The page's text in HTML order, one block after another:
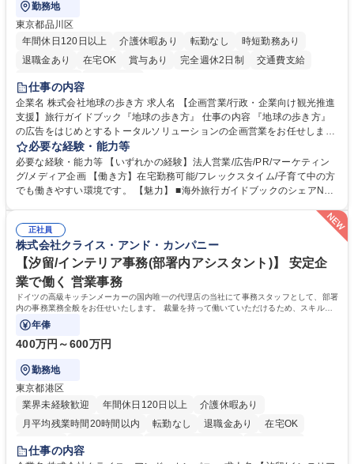
勤務地
東京都品川区
年間休日120日以上
介護休暇あり 転勤なし
時短勤務あり
退職金あり
在宅OK 賞与あり 完全週休2日制
交通費支給
駅近5分以内
仕事の内容
企業名 株式会社地球の歩き方 求人名 【企画営業/行政・企業向け観光推進
支援】旅行ガイドブック『地球の歩き方』 仕事の内容 『地球の歩き方』
の広告をはじめとするトータルソリューションの企画営業をお任せしま
す。クライアントは、観光（海外旅行、国内旅行、インバウンド）で地域
や事業を推進したい国内外の行政や企業です。 【業務詳細】■『地球の歩
き方』は海外旅行ガイドブックのNo.1ブランドであり、国内旅行において
も牽引しております。観光推進支援においても、業界を牽引する意欲的な
国策事業です。「GOOD LUCK TRIP」は、海外旅行ガイドブックと同様
に、インバウンドのトップブランドに成長しております■旅が業務であ
り、日常です。旅好きにはこれ以上ない環境です 募集職種 【企画営業/行
政・企業向け観光推進支援】旅行ガイドブック『地球の歩き方』
必要な経験・能力等
必要な経験・能力等 【いずれかの経験】法人営業/広告/PR/マーケティン
グ/メディア企画 【働き方】在宅勤務可能/フレックスタイム/子育て中の方
でも働きやすい環境です。 【魅力】 ■海外旅行ガイドブックのシェアNo.1
ることが可能です。 ■国内旅行ガイドブックは立ち上げ間もない新規事業
であり、「地球の歩き方」としてどう取り組むか、共に形を作るコアメン
バーとして活躍いただきます。 学歴・資格 学歴：大学院 大学 語学力： 資
格：
正社員
株式会社クライス・アンド・カンパニー
【汐留/インテリア事務(部署内アシスタント)】 安定企
業で働く 営業事務
ドイツの高級キッチンメーカーの国内唯一の代理店の当社にて事務スタッフとして、部署
内の事務業務全般をお任せいたします。 裁量を持って働いていただけるため、スキルア
ップも可能です。
年俸
400万円～600万円
勤務地
東京都港区
業界未経験歓迎
年間休日120日以上
介護休暇あり
月平均残業時間20時間以内
転勤なし 退職金あり
在宅OK
育休あり
完全週休2日制
駅近5分以内
土日祝休み
仕事の内容